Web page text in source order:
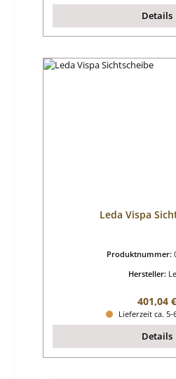
Details
Leda Vispa
Produktnummer:
Hersteller:
401,04 €
Lieferzeit ca. 5-
Details